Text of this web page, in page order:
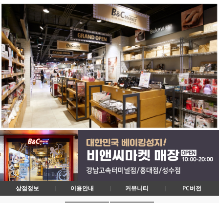
상점정보 이용안내 커뮤니티 PC버전